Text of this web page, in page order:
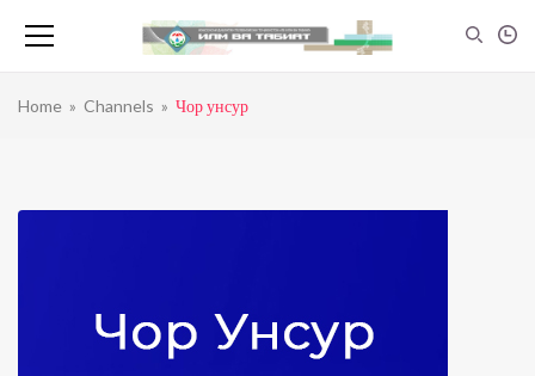
Home » Channels » Чор унсур